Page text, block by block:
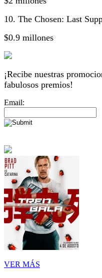
10. The Chosen: Last
$0.9 millones
¡Recibe nuestras
fabulosos premios!
Email:
VER MÁS